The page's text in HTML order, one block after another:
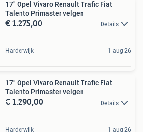
17" Opel Vivaro Renault Trafic Fiat
Talento Primaster velgen
€ 1.275,00 Details
Harderwijk 1 aug 26
17" Opel Vivaro Renault Trafic Fiat
Talento Primaster velgen
€ 1.290,00 Details
Harderwijk 1 aug 26